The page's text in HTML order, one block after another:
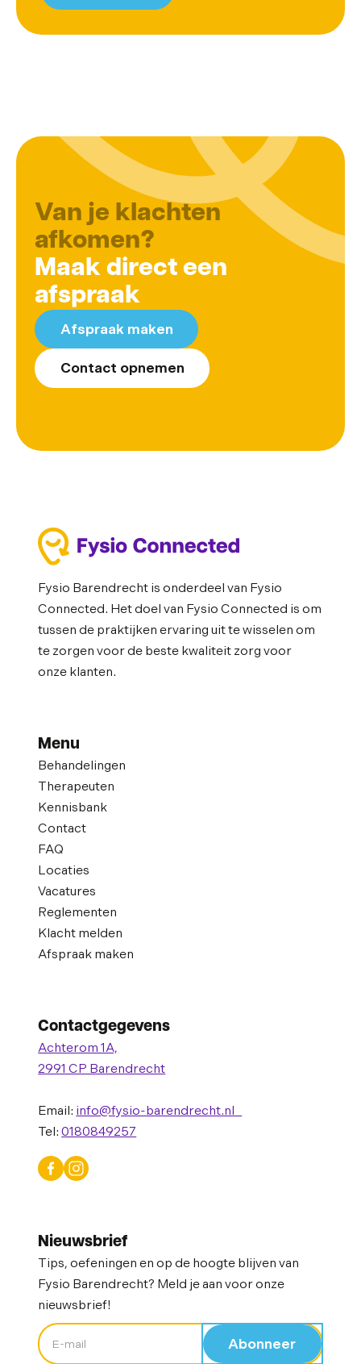
Van je klachten
afkomen?
Maak direct een
afspraak
Afspraak maken
Contact opnemen
Fysio Barendrecht is onderdeel van Fysio
Connected. Het doel van Fysio Connected is om
tussen de praktijken ervaring uit te wisselen om
te zorgen voor de beste kwaliteit zorg voor
onze klanten.
Menu
Behandelingen
Therapeuten
Kennisbank
Contact
FAQ
Locaties
Vacatures
Reglementen
Klacht melden
Afspraak maken
Contactgegevens
Achterom 1A,
2991 CP Barendrecht
Email: info@fysio-barendrecht.nl
Tel:0180849257
Nieuwsbrief
Tips, oefeningen en op de hoogte blijven van
Fysio Barendrecht? Meld je aan voor onze
nieuwsbrief!